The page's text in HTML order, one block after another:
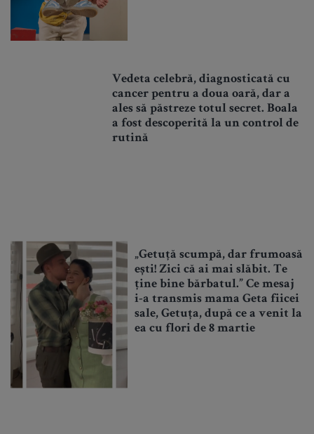
Vedeta celebră, diagnosticată cu
cancer pentru a doua oară, dar a
ales să păstreze totul secret. Boala
a fost descoperită la un control de
rutină
„Getuță scumpă, dar frumoasă
ești! Zici că ai mai slăbit. Te
ține bine bărbatul.” Ce mesaj
i-a transmis mama Geta fiicei
sale, Getuța, după ce a venit la
ea cu flori de 8 martie